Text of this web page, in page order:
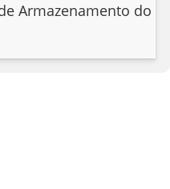
Armazenamento do